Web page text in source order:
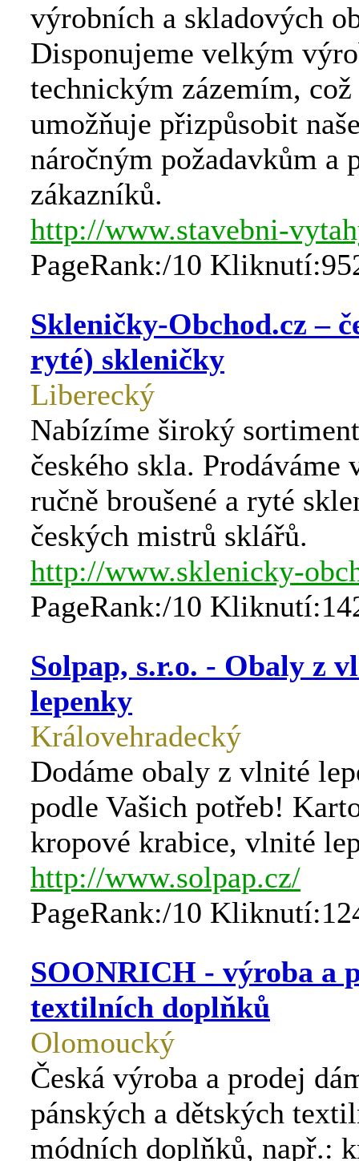
výrobních a skladových
Disponujeme velkým
technickým zázemím, což
umožňuje přizpůsobit
náročným požadavkům a
zákazníků.
http://www.stavebni-
PageRank:/10
Skleničky-Obchod.cz –
ryté) skleničky
Liberecký
Nabízíme široký
českého skla. Prodáváme
ručně broušené a ryté
českých mistrů sklářů.
http://www.sklenicky-
PageRank:/10
Solpap, s.r.o. - Obaly z
lepenky
Královehradecký
Dodáme obaly z vlnité
podle Vašich potřeb!
kropové krabice, vlnité
http://www.solpap.cz/
PageRank:/10
SOONRICH - výroba a
textilních doplňků
Olomoucký
Česká výroba a prodej
pánských a dětských
módních doplňků, např.: